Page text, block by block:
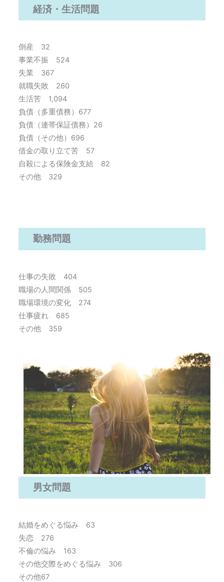
経済・生活問題
倒産 32
事業不振 524
失業 367
就職失敗 260
生活苦 1,094
負債（多重債務）677
負債（連帯保証債務）26
負債（その他）696
借金の取り立て苦 57
自殺による保険金支給 82
その他 329
勤務問題
仕事の失敗 404
職場の人間関係 505
職場環境の変化 274
仕事疲れ 685
その他 359
男女問題
結婚をめぐる悩み 63
失恋 276
不倫の悩み 163
その他交際をめぐる悩み 306
その他67